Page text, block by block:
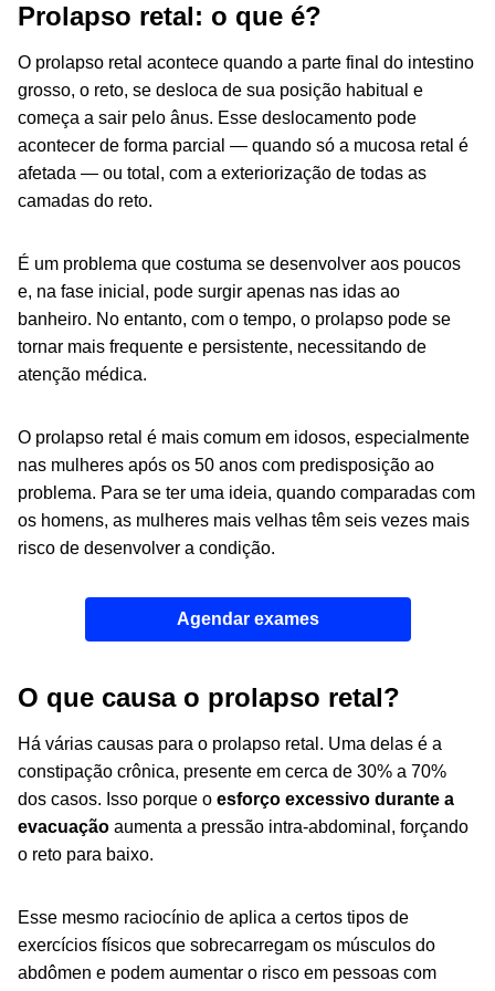
Prolapso retal: o que é?
O prolapso retal acontece quando a parte final do intestino
grosso, o reto, se desloca de sua posição habitual e
começa a sair pelo ânus. Esse deslocamento pode
acontecer de forma parcial — quando só a mucosa retal é
afetada — ou total, com a exteriorização de todas as
camadas do reto.
É um problema que costuma se desenvolver aos poucos
e, na fase inicial, pode surgir apenas nas idas ao
banheiro. No entanto, com o tempo, o prolapso pode se
tornar mais frequente e persistente, necessitando de
atenção médica.
O prolapso retal é mais comum em idosos, especialmente
nas mulheres após os 50 anos com predisposição ao
problema. Para se ter uma ideia, quando comparadas com
os homens, as mulheres mais velhas têm seis vezes mais
risco de desenvolver a condição.
Agendar exames
O que causa o prolapso retal?
Há várias causas para o prolapso retal. Uma delas é a
constipação crônica, presente em cerca de 30% a 70%
dos casos. Isso porque o esforço excessivo durante a
evacuação aumenta a pressão intra-abdominal, forçando
o reto para baixo.
Esse mesmo raciocínio de aplica a certos tipos de
exercícios físicos que sobrecarregam os músculos do
abdômen e podem aumentar o risco em pessoas com